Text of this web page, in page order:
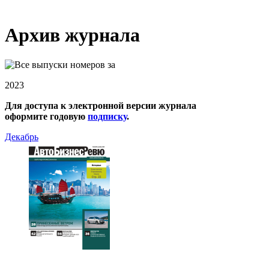
Архив журнала
2023
Для доступа к электронной версии журнала
оформите годовую подписку.
Декабрь